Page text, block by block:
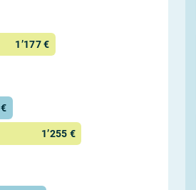
1’177 €
1’255 €